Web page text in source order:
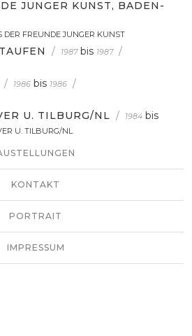
JUNGER KUNST, BADEN-
DER FREUNDE JUNGER KUNST
/ 1987 bis 1987 /
/ 1986 bis 1986 /
U. TILBURG/NL / 1984 bis
U. TILBURG/NL
KONTAKT
PORTRAIT
IMPRESSUM